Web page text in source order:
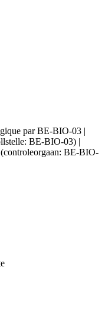
par BE-BIO-03 |
BE-BIO-03) |
BE-BIO-